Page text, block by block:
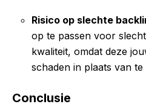
Risico op slechte
op te passen voor
kwaliteit, omdat deze
schaden in plaats van te
Conclusie